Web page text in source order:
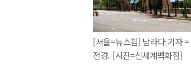
[서울=뉴스핌] 남라다 기자
전경. [사진=신세계백화점]